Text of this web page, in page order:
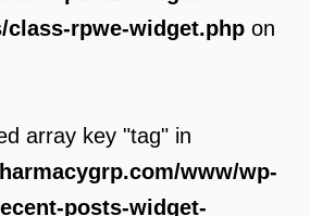
class-rpwe-widget.php on
array key "tag" in
www/wp-
posts-widget-